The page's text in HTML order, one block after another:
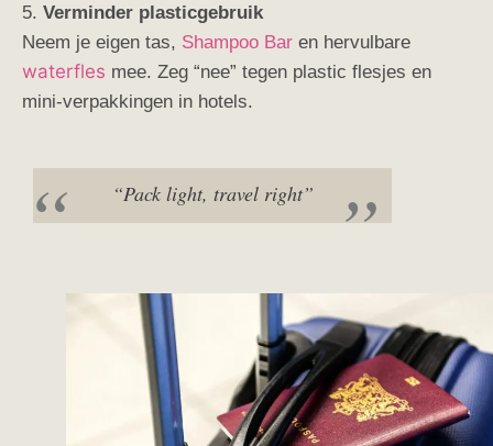
5. Verminder plasticgebruik
Neem je eigen tas, Shampoo Bar en hervulbare
waterfles mee. Zeg “nee” tegen plastic flesjes en
mini-verpakkingen in hotels.
“Pack light, travel right”